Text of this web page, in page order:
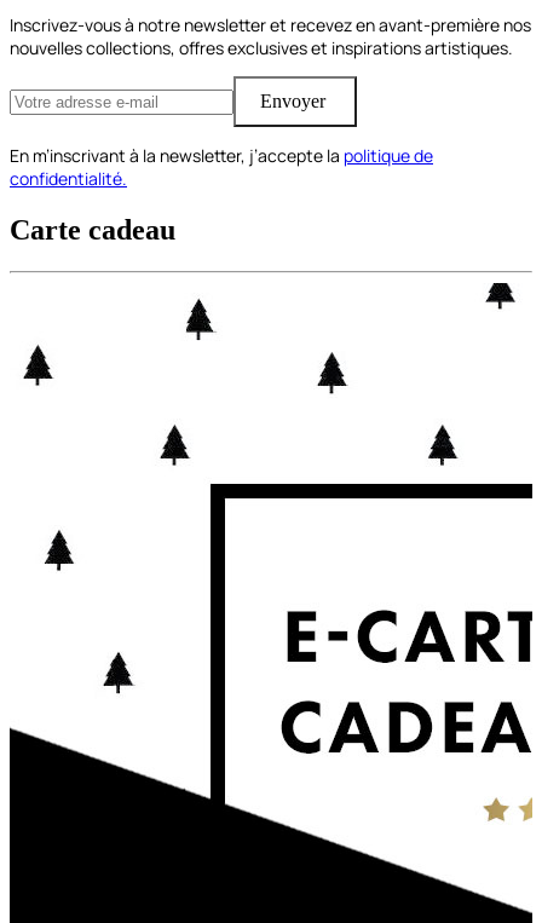
Inscrivez-vous à notre newsletter et recevez en avant-première nos
nouvelles collections, offres exclusives et inspirations artistiques.
Envoyer
En m’inscrivant à la newsletter, j’accepte la politique de
confidentialité.
Carte cadeau